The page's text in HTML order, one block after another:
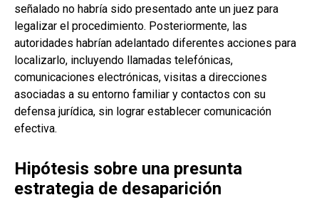
señalado no habría sido presentado ante un juez para
legalizar el procedimiento. Posteriormente, las
autoridades habrían adelantado diferentes acciones para
localizarlo, incluyendo llamadas telefónicas,
comunicaciones electrónicas, visitas a direcciones
asociadas a su entorno familiar y contactos con su
defensa jurídica, sin lograr establecer comunicación
efectiva.
Hipótesis sobre una presunta
estrategia de desaparición